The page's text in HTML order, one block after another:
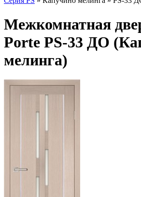
Межкомнатная
Porte PS-33 ДО
мелинга)